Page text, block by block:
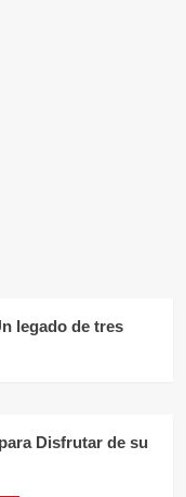
legado de tres
Disfrutar de su